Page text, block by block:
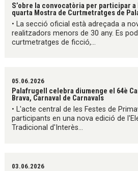
S’obre la convocatòria per participar
quarta Mostra de Curtmetratges de
• La secció oficial està adreçada a
realitzadors menors de 30 any. Es
curtmetratges de ficció,...
05.06.2026
Palafrugell celebra diumenge el 64è
Brava, Carnaval de Carnavals
• L'acte central de les Festes de
participants en una nova edició de
Tradicional d'Interès...
03.06.2026